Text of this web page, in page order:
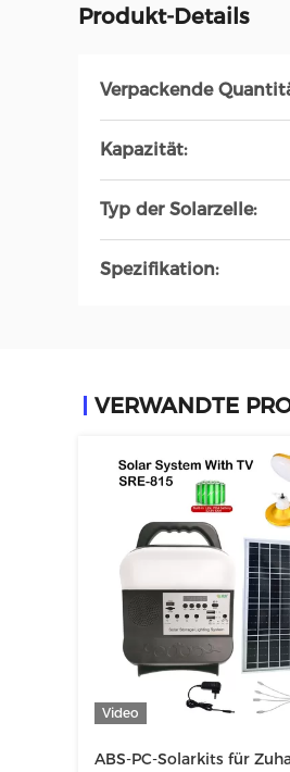
Produkt-Details
Verpackende
Kapazität:
Typ der Solarzelle:
Spezifikation:
Video
ABS-PC-Solarkits für